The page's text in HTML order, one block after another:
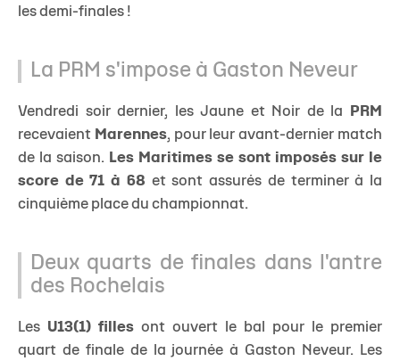
les demi-finales !
La PRM s'impose à Gaston Neveur
Vendredi soir dernier, les Jaune et Noir de la
PRM
recevaient Marennes, pour leur avant-dernier match
de la saison. Les Maritimes se sont imposés sur le
score de 71 à 68 et sont assurés de terminer à la
cinquième place du championnat.
Deux quarts de finales dans l'antre
des Rochelais
Les U13(1) filles ont ouvert le bal pour le premier
quart de finale de la journée à Gaston Neveur. Les